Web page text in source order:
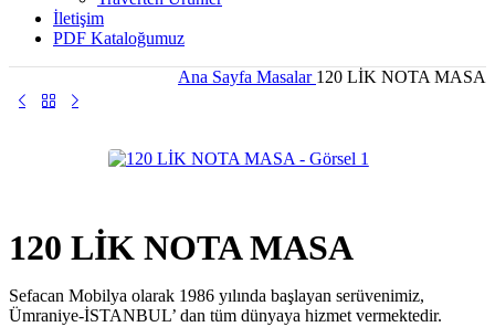
İletişim
PDF Kataloğumuz
Ana Sayfa Masalar 120 LİK NOTA MASA
120 LİK NOTA MASA
Sefacan Mobilya olarak 1986 yılında başlayan serüvenimiz,
Ümraniye-İSTANBUL’ dan tüm dünyaya hizmet vermektedir.